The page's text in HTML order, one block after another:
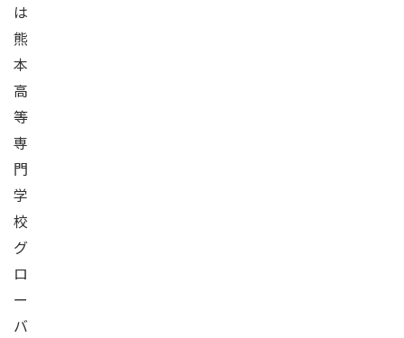
は
熊
本
高
等
専
門
学
校
グ
ロ
ー
バ